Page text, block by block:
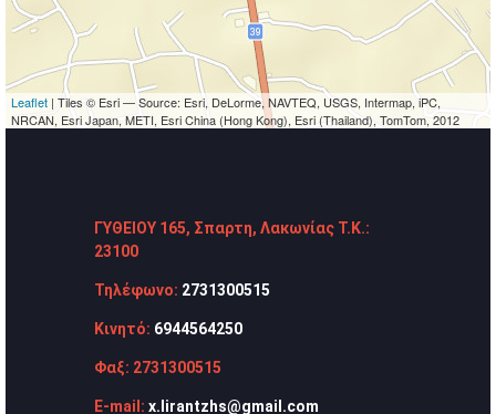
Leaflet | Tiles © Esri — Source: Esri, DeLorme, NAVTEQ, USGS, Intermap, iPC,
NRCAN, Esri Japan, METI, Esri China (Hong Kong), Esri (Thailand), TomTom, 2012
ΓΥΘΕΙΟΥ 165, Σπαρτη, Λακωνίας Τ.Κ.:
23100
Τηλέφωνο: 2731300515
Κινητό: 6944564250
Φαξ: 2731300515
E-mail: x.lirantzhs@gmail.com